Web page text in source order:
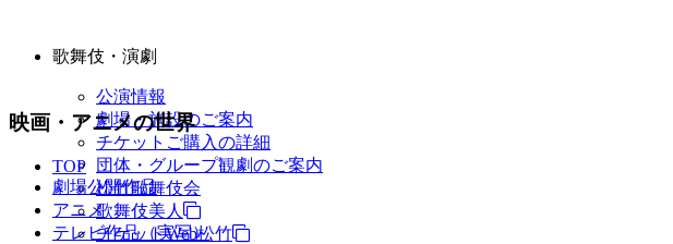
歌舞伎・演劇
公演情報
劇場・施設のご案内
チケットご購入の詳細
団体・グループ観劇のご案内
松竹歌舞伎会
歌舞伎美人
チケットWeb松竹
映画・アニメの世界
TOP
劇場公開作品
アニメ
テレビ作品（実写）